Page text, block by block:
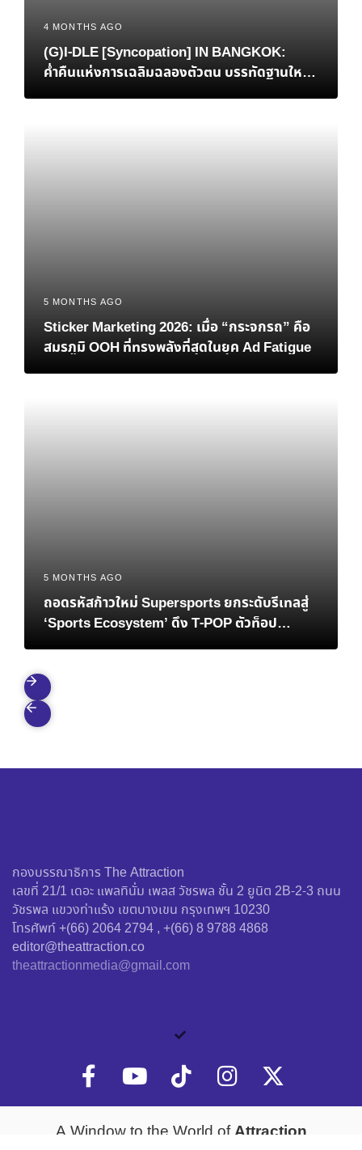
4 MONTHS AGO
(G)I-DLE [Syncopation] IN BANGKOK:
ค่ำคืนแห่งการเฉลิมฉลองตัวตน บรรทัดฐานใหม่
5 MONTHS AGO
Sticker Marketing 2026: เมื่อ “กระจกรถ” คือ
สมรภูมิ OOH ที่ทรงพลังที่สุดในยุค Ad Fatigue
5 MONTHS AGO
ถอดรหัสก้าวใหม่ Supersports ยกระดับรีเทลสู่
‘Sports Ecosystem’ ดึง T-POP ตัวท็อป
กองบรรณาธิการ The Attraction
เลขที่ 21/1 เดอะ แพลทินั่ม เพลส วัชรพล ชั้น 2 ยูนิต 2B-2-3 ถนน
วัชรพล แขวงท่าแร้ง เขตบางเขน กรุงเทพฯ 10230
โทรศัพท์ +(66) 2064 2794 , +(66) 8 9788 4868
editor@theattraction.co
theattractionmedia@gmail.com
A Window to the World ofAttraction